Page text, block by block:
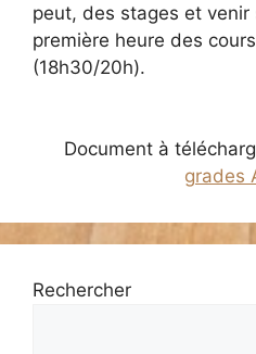
peut, des stages et venir
première heure des
(18h30/20h).
Document à
grades
Rechercher